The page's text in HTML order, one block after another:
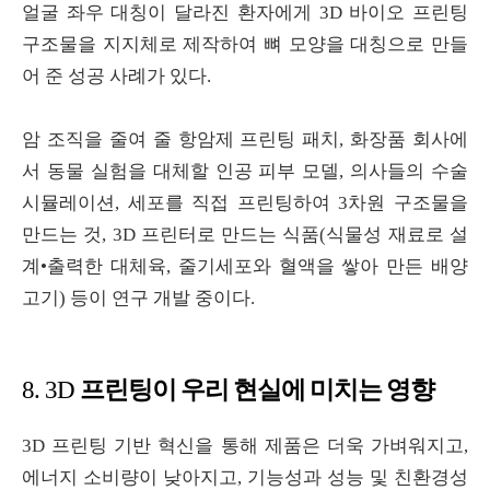
얼굴 좌우 대칭이 달라진 환자에게
3D 바이오 프린팅
구조물을 지지체로 제작하여 뼈 모양을 대칭으로 만들
어 준 성공 사례가 있다.
암 조직을 줄여 줄 항암제 프린팅 패치 , 화장품 회사에
서 동물 실험을 대체할 인공 피부 모델, 의사들의 수술
시뮬레이션, 세포를 직접 프린팅하여3차원 구조물을
만드는 것, 3D 프린터로 만드는 식품(식물성 재료로 설
계 •출력한 대체육, 줄기세포와 혈액을 쌓아 만든 배양
고기 ) 등이 연구 개발 중이다.
8. 3D 프린팅이 우리 현실에 미치는 영향
3D 프린팅 기반 혁신을 통해 제품은 더욱 가벼워지고,
에너지 소비량이 낮아지고, 기능성과 성능 및 친환경성